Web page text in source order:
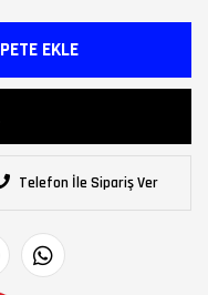
Telefon İle Sipariş Ver